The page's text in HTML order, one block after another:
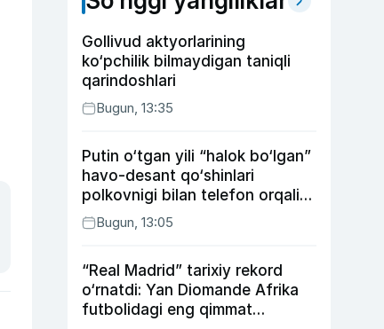
Gollivud aktyorlarining
ko‘pchilik bilmaydigan taniqli
qarindoshlari
Bugun, 13:35
Putin o‘tgan yili “halok bo‘lgan”
havo-desant qo‘shinlari
polkovnigi bilan telefon orqali
suhbatlashdi
Bugun, 13:05
“Real Madrid” tarixiy rekord
o‘rnatdi: Yan Diomande Afrika
futbolidagi eng qimmat